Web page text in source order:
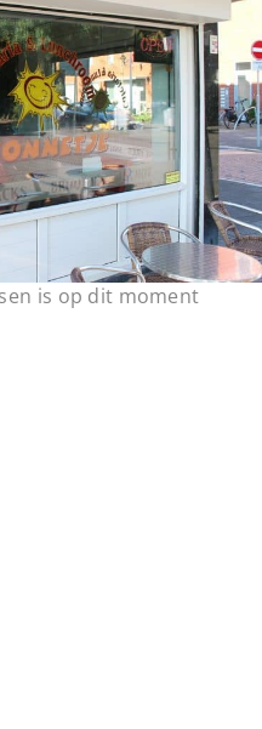
t
i
o
n
is op dit moment